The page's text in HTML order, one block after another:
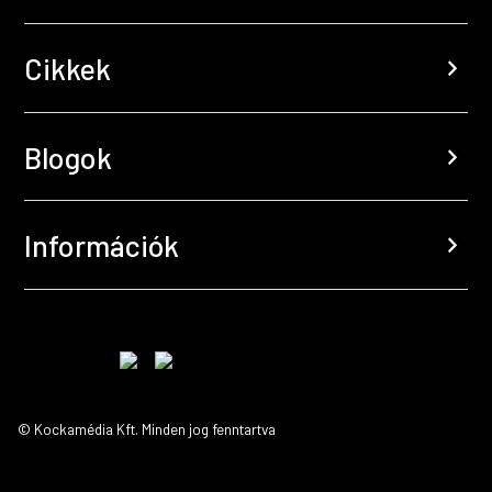
Cikkek chevron_right
Blogok chevron_right
Információk chevron_right
© Kockamédia Kft. Minden jog fenntartva